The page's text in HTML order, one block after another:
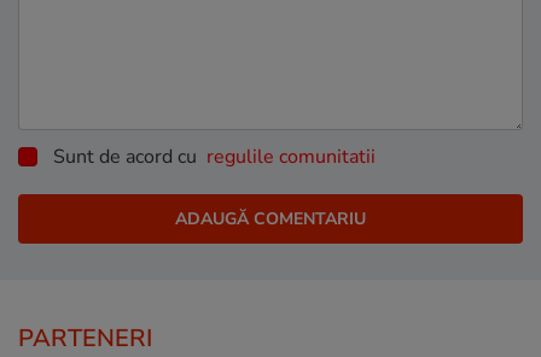
Sunt de acord cu regulile comunitatii
PARTENERI